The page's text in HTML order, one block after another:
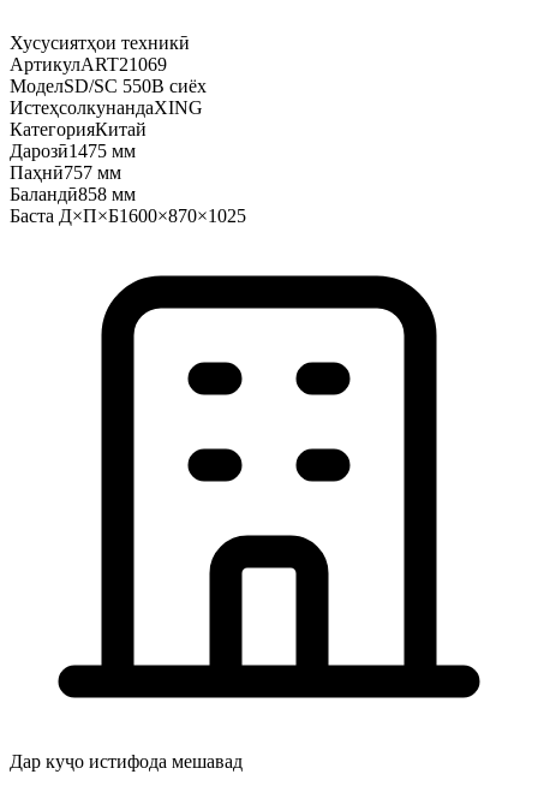
Хусусиятҳои техникӣ
АртикулART21069
МоделSD/SC 550B сиёх
ИстеҳсолкунандаXING
КатегорияКитай
Дарозӣ1475 мм
Паҳнӣ757 мм
Баландӣ858 мм
Баста Д×П×Б1600×870×1025
Дар куҷо истифода мешавад